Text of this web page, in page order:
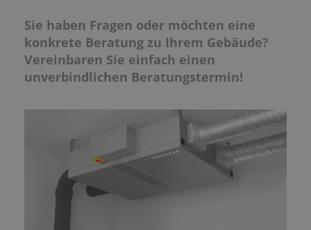
Sie haben Fragen oder möchten eine
konkrete Beratung zu Ihrem Gebäude?
Vereinbaren Sie einfach einen
unverbindlichen Beratungstermin!